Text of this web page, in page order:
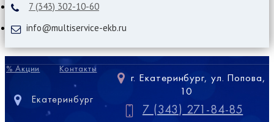
7 (343) 302-10-60
info@multiservice-ekb.ru
% Акции Контакты
Екатеринбург
г. Екатеринбург, ул. Попова,
10
7 (343) 271-84-85